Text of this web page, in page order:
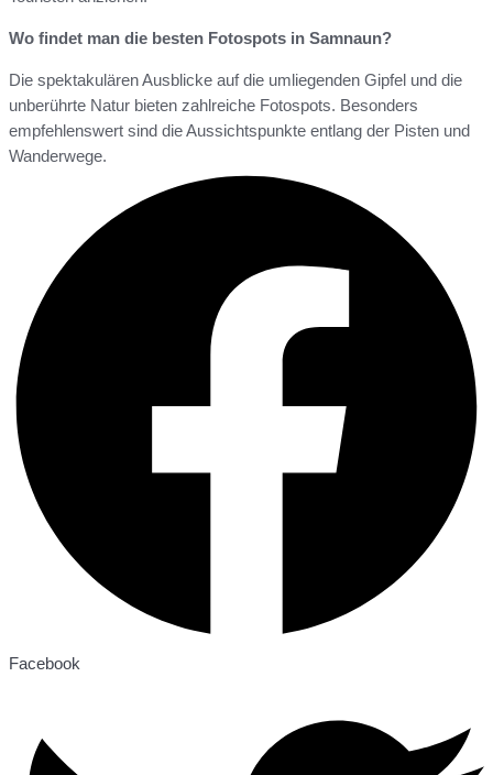
Wo findet man die besten Fotospots in Samnaun?
Die spektakulären Ausblicke auf die umliegenden Gipfel und die
unberührte Natur bieten zahlreiche Fotospots. Besonders
empfehlenswert sind die Aussichtspunkte entlang der Pisten und
Wanderwege.
Facebook